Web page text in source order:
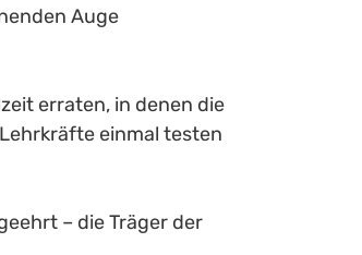
Auge
erraten, in denen die
einmal testen
– die Träger der